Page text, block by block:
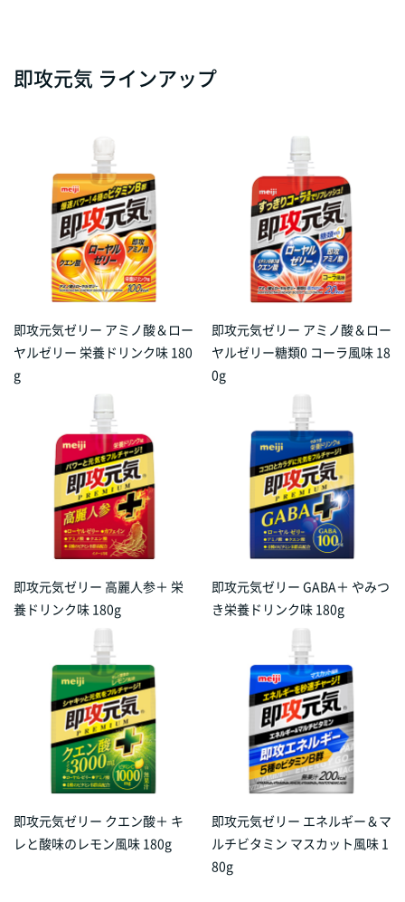
即攻元気 ラインアップ
即攻元気ゼリー アミノ酸＆ロー
ヤルゼリー 栄養ドリンク味 180
g
即攻元気ゼリー アミノ酸＆ロー
ヤルゼリー糖類0 コーラ風味 18
0g
即攻元気ゼリー 高麗人参＋ 栄
養ドリンク味 180g
即攻元気ゼリー GABA＋ やみつ
き栄養ドリンク味 180g
即攻元気ゼリー クエン酸＋ キ
レと酸味のレモン風味 180g
即攻元気ゼリー エネルギー＆マ
ルチビタミン マスカット風味 1
80g